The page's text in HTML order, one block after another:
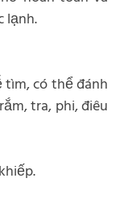
lạnh.
có thể đánh
tra, phi, điêu